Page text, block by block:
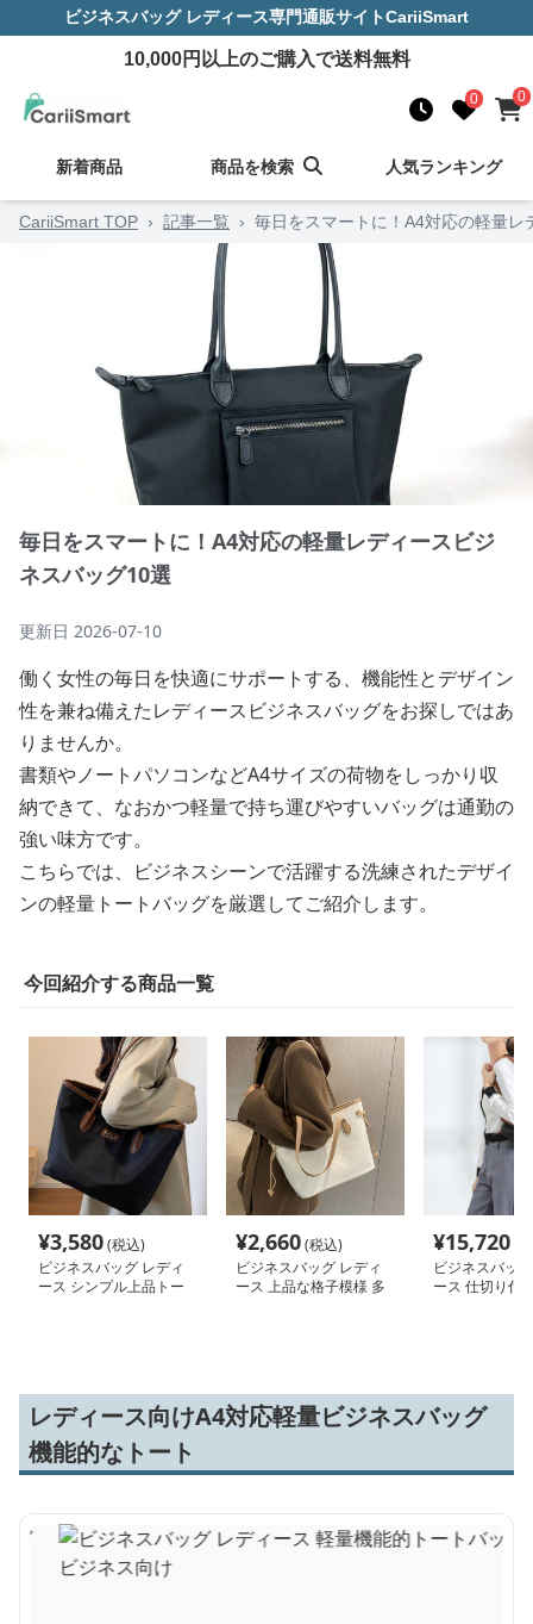
ビジネスバッグ レディース専門通販サイトCariiSmart
10,000円以上のご購入で送料無料
0 0
新着商品 商品を検索 人気ランキング
CariiSmart TOP › 記事一覧 › 毎日をスマートに！A4対応の軽量
毎日をスマートに！A4対応の軽量レディースビジ
ネスバッグ10選
更新日 2026-07-10
働く女性の毎日を快適にサポートする、機能性とデザイン
性を兼ね備えたレディースビジネスバッグをお探しではあ
りませんか。
書類やノートパソコンなどA4サイズの荷物をしっかり収
納できて、なおかつ軽量で持ち運びやすいバッグは通勤の
強い味方です。
こちらでは、ビジネスシーンで活躍する洗練されたデザイ
ンの軽量トートバッグを厳選してご紹介します。
今回紹介する商品一覧
¥3,580(税込)
ビジネスバッグ レディ
ース シンプル上品トー
¥2,660(税込)
ビジネスバッグ レディ
ース 上品な格子模様 多
¥15,720
ビジネスバッ
ース 仕切り付
レディース向けA4対応軽量ビジネスバッグ
機能的なトート